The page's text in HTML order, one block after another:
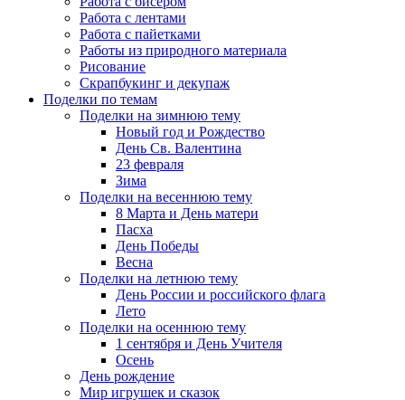
Работа с лентами
Работа с пайетками
Работы из природного материала
Рисование
Скрапбукинг и декупаж
Поделки по темам
Поделки на зимнюю тему
Новый год и Рождество
День Св. Валентина
23 февраля
Зима
Поделки на весеннюю тему
8 Марта и День матери
Пасха
День Победы
Весна
Поделки на летнюю тему
День России и российского флага
Лето
Поделки на осеннюю тему
1 сентября и День Учителя
Осень
День рождение
Мир игрушек и сказок